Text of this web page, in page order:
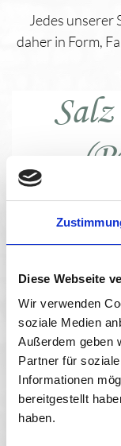
Diese Webseite
Wir verwenden
soziale Medien
Außerdem geben
Partner für
Informationen
bereitgestellt
haben.
Jedes unserer
daher in Form,